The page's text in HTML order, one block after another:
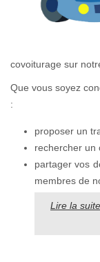
covoiturage sur
Que vous soyez
:
proposer un
rechercher un
partager vos
membres de
Lire la